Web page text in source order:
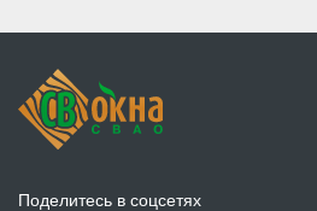
Поделитесь в соцсетях